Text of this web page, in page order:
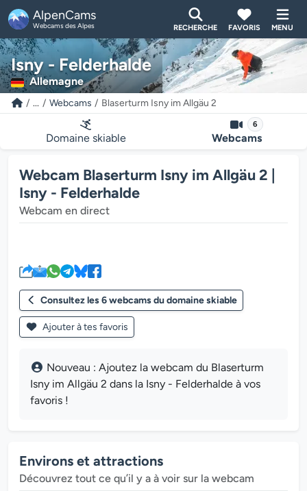
AlpenCams
Webcams des Alpes RECHERCHE FAVORIS MENU
Isny - Felderhalde
Allemagne
... Webcams Blaserturm Isny im Allgäu 2
Domaine skiable
6
Webcams
Webcam Blaserturm Isny im Allgäu 2 |
Isny - Felderhalde
Webcam en direct
Consultez les 6 webcams du domaine skiable
Ajouter à tes favoris
Nouveau : Ajoutez la webcam du Blaserturm
Isny im Allgäu 2 dans la Isny - Felderhalde à vos
favoris !
Environs et attractions
Découvrez tout ce qu’il y a à voir sur la webcam